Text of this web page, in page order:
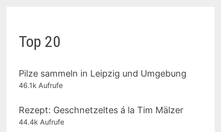
Top 20
Pilze sammeln in Leipzig und Umgebung
46.1k Aufrufe
Rezept: Geschnetzeltes á la Tim Mälzer
44.4k Aufrufe